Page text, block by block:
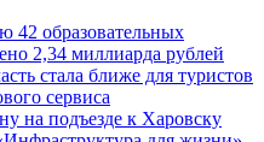
42 образовательных
2,34 миллиарда рублей
стала ближе для туристов
сервиса
на подъезде к Харовску